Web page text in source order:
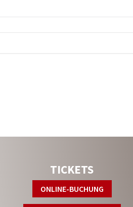
WIR
TICKETS
ONLINE-BUCHUNG